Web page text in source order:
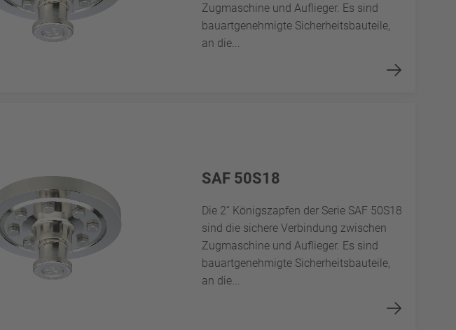
Zugmaschine und Auflieger. Es sind
bauartgenehmigte Sicherheitsbauteile,
an die...
SAF 50S18
Die 2“ Königszapfen der Serie SAF 50S18
sind die sichere Verbindung zwischen
Zugmaschine und Auflieger. Es sind
bauartgenehmigte Sicherheitsbauteile,
an die...